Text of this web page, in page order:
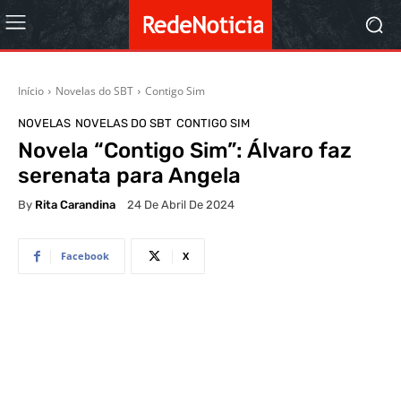
Início Novelas do SBT Contigo Sim
NOVELAS NOVELAS DO SBT CONTIGO SIM
Novela “Contigo Sim”: Álvaro faz
serenata para Angela
By Rita Carandina 24 De Abril De 2024
Facebook X